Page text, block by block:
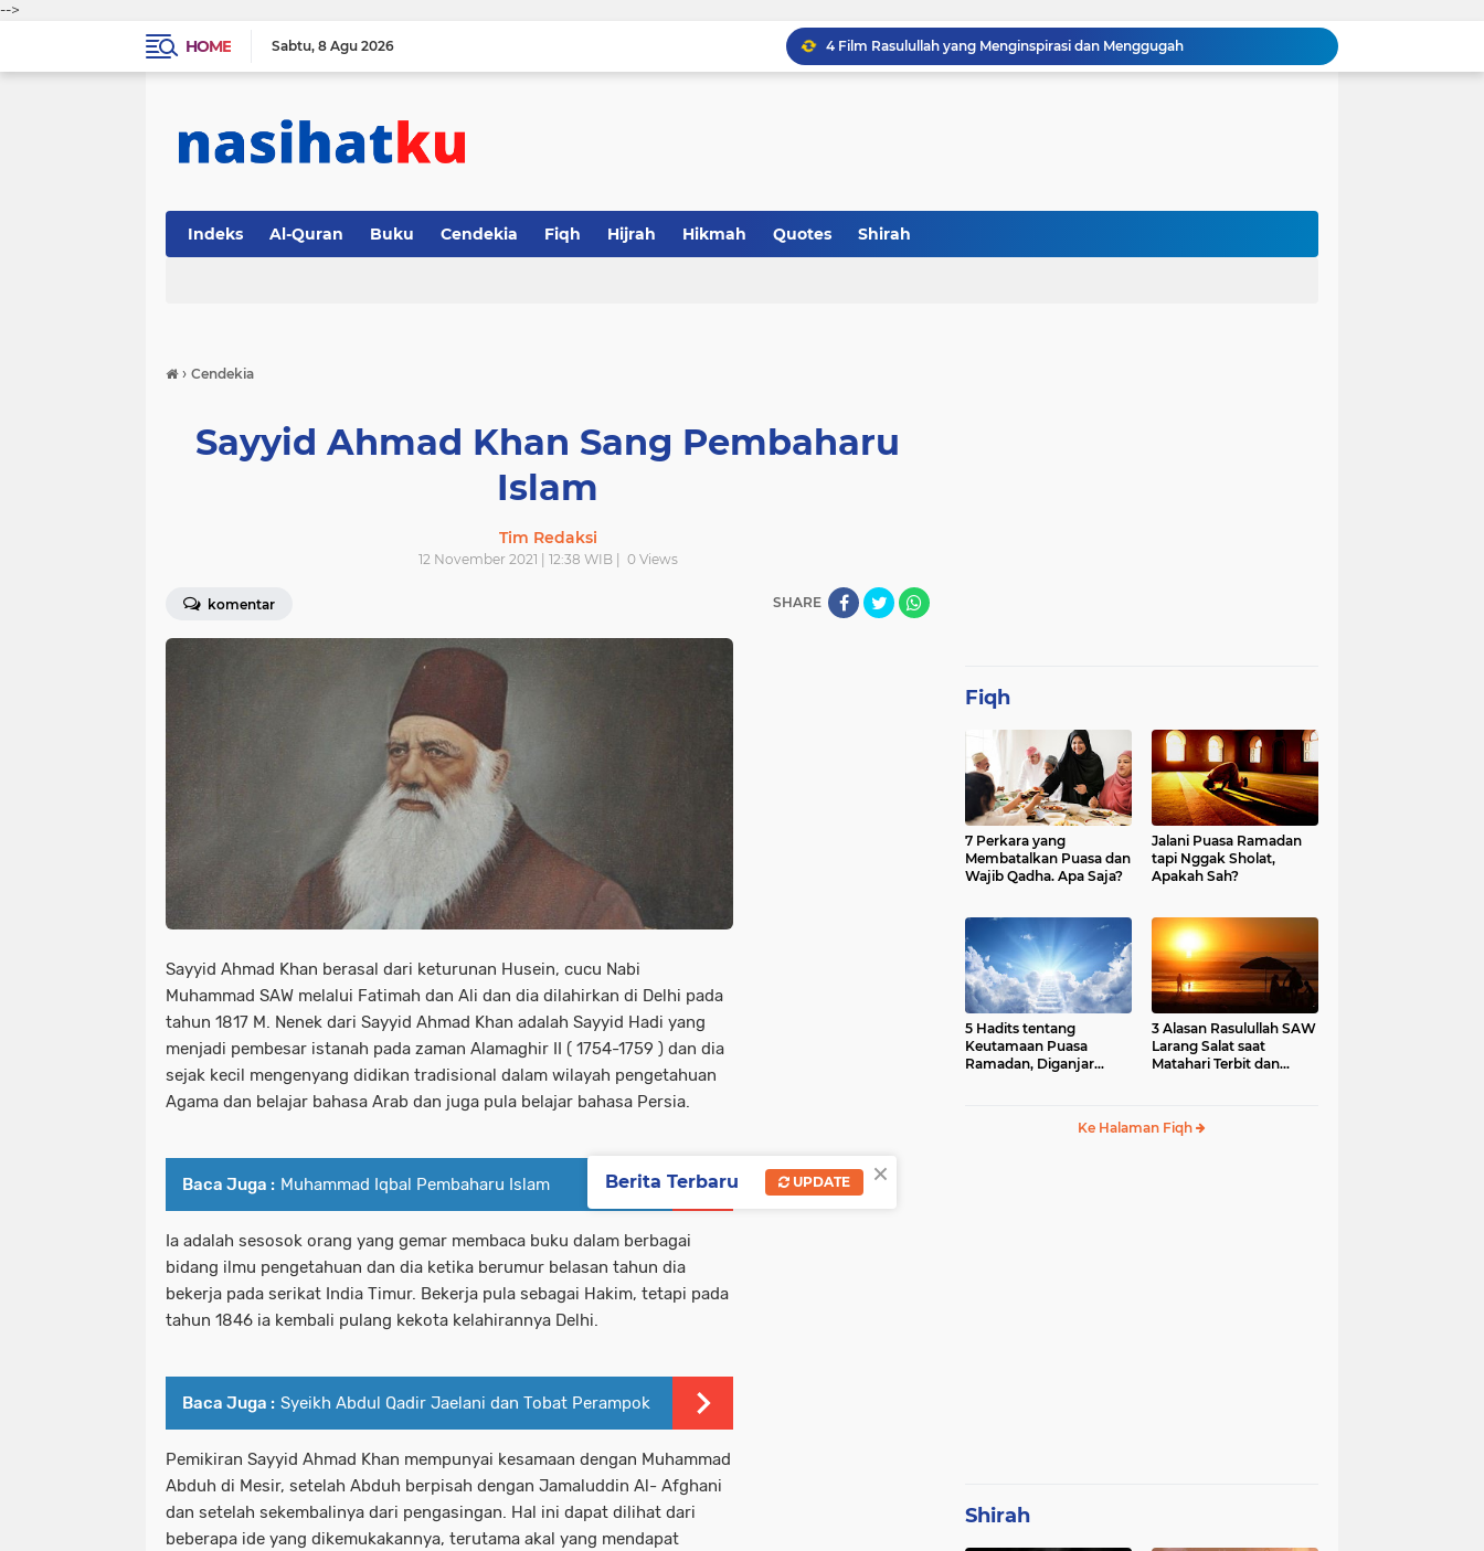
-->
HOME
Sabtu 8 Agu 2026
4 Film Rasulullah yang Menginspirasi dan Menggugah
Makna Tawadhu Kaitannya dengan Sifat Welas Asih
Siksa Alam Kubur Itu Sangat Pedih! Ini Dalilnya
Inilah Keutamaan Berdiam Diri dalam Islam
Indeks Al-Quran Buku Cendekia Fiqh Hijrah Hikmah Quotes Shirah
› Cendekia
Sayyid Ahmad Khan Sang Pembaharu
Islam
Tim Redaksi
12 November 2021 | 12:38 WIB | 0Views
komentar SHARE
Sayyid Ahmad Khan berasal dari keturunan Husein, cucu Nabi
Muhammad SAW melalui Fatimah dan Ali dan dia dilahirkan di Delhi pada
tahun 1817 M. Nenek dari Sayyid Ahmad Khan adalah Sayyid Hadi yang
menjadi pembesar istanah pada zaman Alamaghir II ( 1754-1759 ) dan dia
sejak kecil mengenyang didikan tradisional dalam wilayah pengetahuan
Agama dan belajar bahasa Arab dan juga pula belajar bahasa Persia.
Baca Juga : Muhammad Iqbal Pembaharu Islam
Ia adalah sesosok orang yang gemar membaca buku dalam berbagai
bidang ilmu pengetahuan dan dia ketika berumur belasan tahun dia
bekerja pada serikat India Timur. Bekerja pula sebagai Hakim, tetapi pada
tahun 1846 ia kembali pulang kekota kelahirannya Delhi.
Baca Juga : Syeikh Abdul Qadir Jaelani dan Tobat Perampok
Pemikiran Sayyid Ahmad Khan mempunyai kesamaan dengan Muhammad
Abduh di Mesir, setelah Abduh berpisah dengan Jamaluddin Al- Afghani
dan setelah sekembalinya dari pengasingan. Hal ini dapat dilihat dari
beberapa ide yang dikemukakannya, terutama akal yang mendapat
Fiqh
7 Perkara yang
Membatalkan Puasa dan
Wajib Qadha. Apa Saja?
Jalani Puasa Ramadan
tapi Nggak Sholat,
Apakah Sah?
5 Hadits tentang
Keutamaan Puasa
Ramadan, Diganjar
3 Alasan Rasulullah SAW
Larang Salat saat
Matahari Terbit dan
Ke Halaman Fiqh
Shirah
×
Berita Terbaru UPDATE